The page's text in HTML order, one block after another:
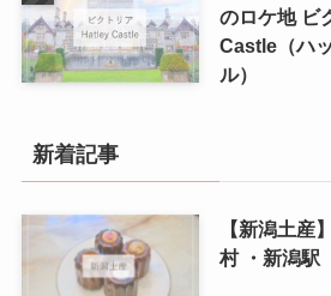
のロケ地 ビ
Castle（ハ
ル）
新着記事
【新潟土産
村 ・新潟駅